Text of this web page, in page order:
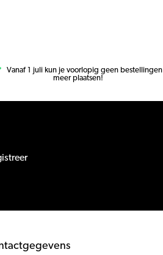
Vanaf 1 juli kun je voorlopig geen bestellingen
meer plaatsen!